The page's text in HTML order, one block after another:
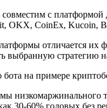
с платформой
OKX, CoinEx, Kucoin,
отличается их
выбранную стратегию
бота на примере
низкомаржинального
30-60% годовых без